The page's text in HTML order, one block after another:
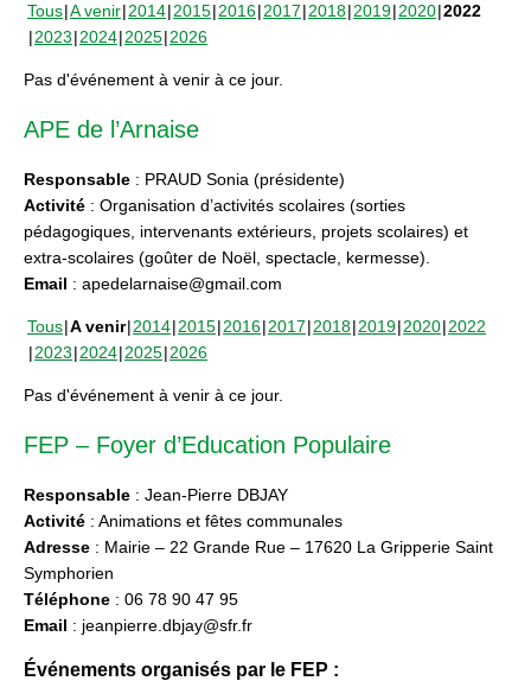
Tous A venir 2014 2015 2016 2017 2018 2019 2020 2022
2023 2024 2025 2026
Pas d'événement à venir à ce jour.
APE de l’Arnaise
Responsable : PRAUD Sonia (présidente)
Activité : Organisation d’activités scolaires (sorties
pédagogiques, intervenants extérieurs, projets scolaires) et
extra-scolaires (goûter de Noël, spectacle, kermesse).
Email : apedelarnaise@gmail.com
Tous A venir 2014 2015 2016 2017 2018 2019 2020 2022
2023 2024 2025 2026
Pas d'événement à venir à ce jour.
FEP – Foyer d’Education Populaire
Responsable : Jean-Pierre DBJAY
Activité : Animations et fêtes communales
Adresse : Mairie – 22 Grande Rue – 17620 La Gripperie Saint
Symphorien
Téléphone : 06 78 90 47 95
Email : jeanpierre.dbjay@sfr.fr
Événements organisés par le FEP :